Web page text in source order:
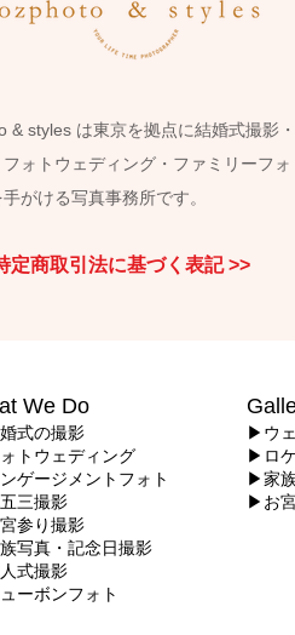
& styles は東京を拠点に結婚式撮影・
ォトウェディング・ファミリーフォ
手がける写真事務所です。
定商取引法に基づく表記 >>
We Do
式の撮影
トウェディング
ゲージメントフォト
三撮影
参り撮影
写真・記念日撮影
式撮影
ーボンフォト
▶ウ
▶ロ
▶家
▶お